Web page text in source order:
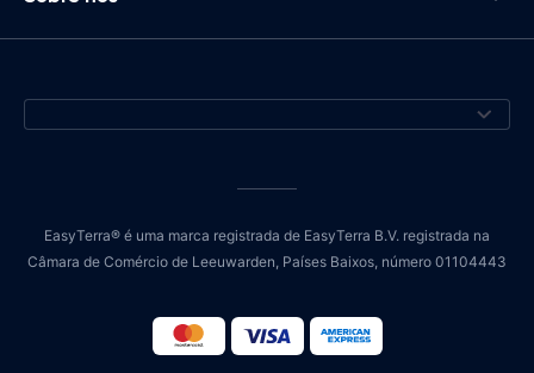
EasyTerra® é uma marca registrada de EasyTerra B.V. registrada na
Câmara de Comércio de Leeuwarden, Países Baixos, número 01104443